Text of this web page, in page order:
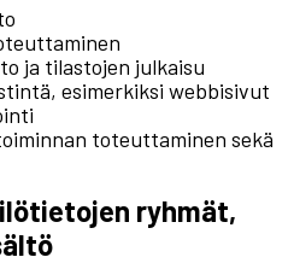
ja tilastojen julkaisu
esimerkiksi webbisivut
toteuttaminen sekä
ryhmät,